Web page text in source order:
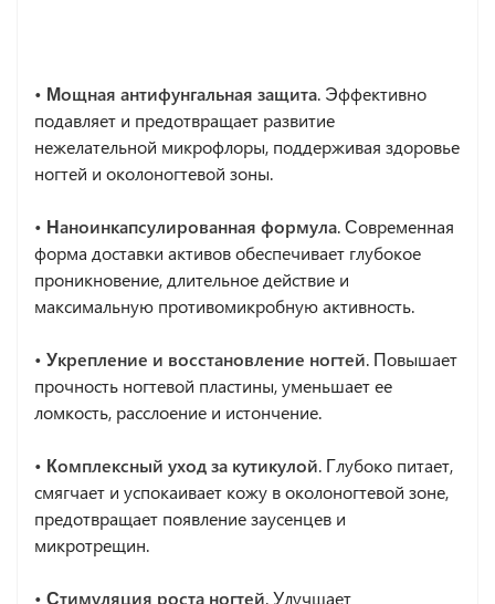
• Мощная антифунгальная защита. Эффективно
подавляет и предотвращает развитие
нежелательной микрофлоры, поддерживая здоровье
ногтей и околоногтевой зоны.
• Наноинкапсулированная формула. Современная
форма доставки активов обеспечивает глубокое
проникновение, длительное действие и
максимальную противомикробную активность.
• Укрепление и восстановление ногтей. Повышает
прочность ногтевой пластины, уменьшает ее
ломкость, расслоение и истончение.
• Комплексный уход за кутикулой. Глубоко питает,
смягчает и успокаивает кожу в околоногтевой зоне,
предотвращает появление заусенцев и
микротрещин.
• Стимуляция роста ногтей. Улучшает